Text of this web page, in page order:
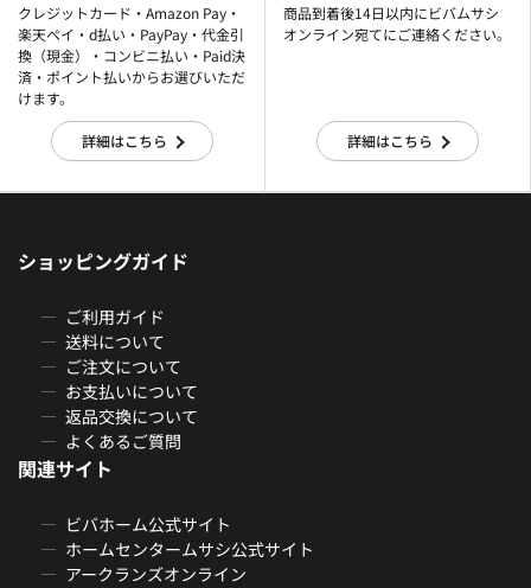
クレジットカード・Amazon Pay・
楽天ぺイ・d払い・PayPay・代金引
換（現金）・コンビニ払い・Paid決
済・ポイント払いからお選びいただ
けます。
詳細はこちら
商品到着後14日以内にビバムサシ
オンライン宛てにご連絡ください。
詳細はこちら
ショッピングガイド
ご利用ガイド
送料について
ご注文について
お支払いについて
返品交換について
よくあるご質問
関連サイト
ビバホーム公式サイト
ホームセンタームサシ公式サイト
アークランズオンライン